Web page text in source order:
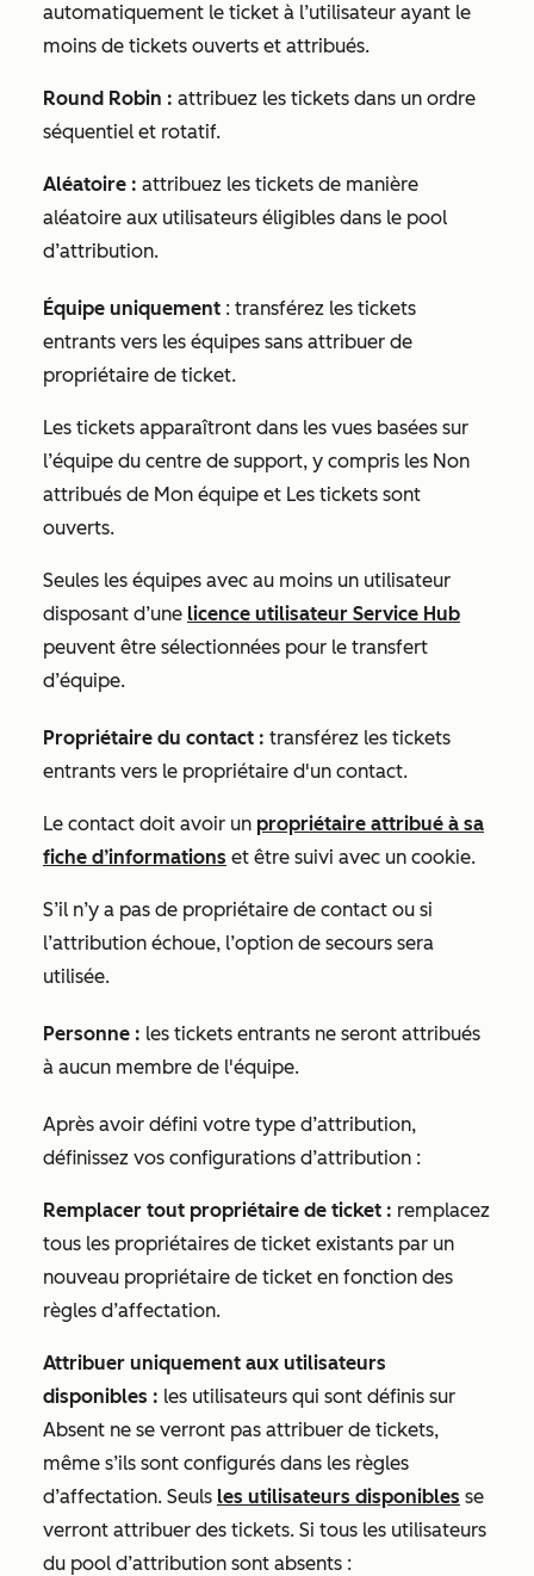
automatiquement le ticket à l’utilisateur ayant le
moins de tickets ouverts et attribués.
Round Robin : attribuez les tickets dans un ordre
séquentiel et rotatif.
Aléatoire : attribuez les tickets de manière
aléatoire aux utilisateurs éligibles dans le pool
d’attribution.
Équipe uniquement : transférez les tickets
entrants vers les équipes sans attribuer de
propriétaire de ticket.
Les tickets apparaîtront dans les vues basées sur
l’équipe du centre de support, y compris les Non
attribués de Mon équipe et Les tickets sont
ouverts.
Seules les équipes avec au moins un utilisateur
disposant d’une licence utilisateur Service Hub
peuvent être sélectionnées pour le transfert
d’équipe.
Propriétaire du contact : transférez les tickets
entrants vers le propriétaire d'un contact.
Le contact doit avoir un propriétaire attribué à sa
fiche d’informations et être suivi avec un cookie.
S’il n’y a pas de propriétaire de contact ou si
l’attribution échoue, l’option de secours sera
utilisée.
Personne : les tickets entrants ne seront attribués
à aucun membre de l'équipe.
Après avoir défini votre type d’attribution,
définissez vos configurations d’attribution :
Remplacer tout propriétaire de ticket : remplacez
tous les propriétaires de ticket existants par un
nouveau propriétaire de ticket en fonction des
règles d’affectation.
Attribuer uniquement aux utilisateurs
disponibles : les utilisateurs qui sont définis sur
Absent ne se verront pas attribuer de tickets,
même s’ils sont configurés dans les règles
d’affectation. Seuls les utilisateurs disponibles se
verront attribuer des tickets. Si tous les utilisateurs
du pool d’attribution sont absents :